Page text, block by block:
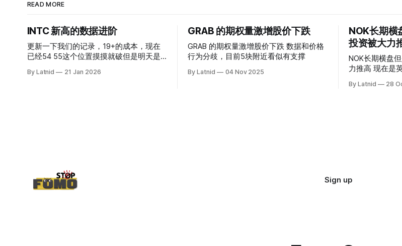
READ MORE
INTC 新高的数据进阶
更新一下我们的记录，19+的成本，现在
已经54 55这个位置摸摸就破但是明天是
而应该谨慎，数据很明显偏向多头，47的
By Latnid 21 Jan 2026
GRAB 的期权量激增股价下跌
GRAB 的期权量激增股价下跌 数据和价格
行为分歧，目前5块附近看似有支撑
By Latnid 04 Nov 2025
NOK长期横
投资被大力
NOK长期横盘
力推高 现在是英伟达把手上的钱到处游走
By Latnid 28
Sign up